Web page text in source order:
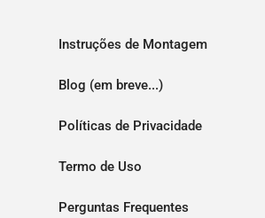
Instruções de Montagem
Blog (em breve...)
Políticas de Privacidade
Termo de Uso
Perguntas Frequentes